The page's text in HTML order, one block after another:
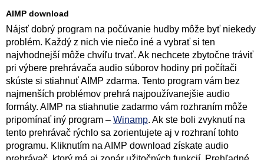
AIMP download
Nájsť dobrý program na počúvanie hudby môže byť niekedy
problém. Každý z nich vie niečo iné a vybrať si ten
najvhodnejší môže chvíľu trvať. Ak nechcete zbytočne tráviť
pri výbere prehrávača audio súborov hodiny pri počítači
skúste si stiahnuť AIMP zdarma. Tento program vám bez
najmenších problémov prehrá najpoužívanejšie audio
formáty. AIMP na stiahnutie zadarmo vám rozhraním môže
pripomínať iný program – Winamp. Ak ste boli zvyknutí na
tento prehrávač rýchlo sa zorientujete aj v rozhraní tohto
programu. Kliknutím na AIMP download získate audio